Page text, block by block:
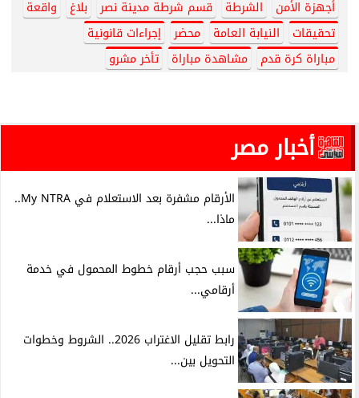
أجهزة الأمن الشرطة قسم شرطة مدينة نصر بلاغ
واقعة
تحقيقات
النيابة العامة محضر
إجراءات قانونية
مباراة كرة قدم
مشاهدة مباراة تأخر مشرو
أخبار مصر
الأرقام مشفرة بعد الاستعلام في My NTRA..
ماذا...
سبب حجب أرقام خطوط المحمول في خدمة
أرقامي...
رابط تقليل الاغتراب 2026.. الشروط وخطوات
التحويل بين...